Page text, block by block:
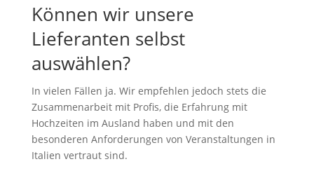
Können wir unsere
Lieferanten selbst
auswählen?
In vielen Fällen ja. Wir empfehlen jedoch stets die
Zusammenarbeit mit Profis, die Erfahrung mit
Hochzeiten im Ausland haben und mit den
besonderen Anforderungen von Veranstaltungen in
Italien vertraut sind.